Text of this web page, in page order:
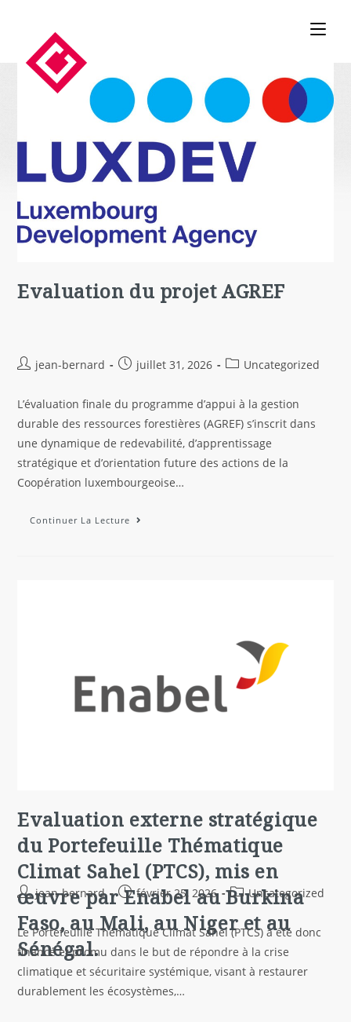
Evaluation du projet AGREF
jean-bernard juillet 31, 2026 Uncategorized
L’évaluation finale du programme d’appui à la gestion
durable des ressources forestières (AGREF) s’inscrit dans
une dynamique de redevabilité, d’apprentissage
stratégique et d’orientation future des actions de la
Coopération luxembourgeoise…
Continuer La Lecture
Evaluation externe stratégique
du Portefeuille Thématique
Climat Sahel (PTCS), mis en
œuvre par Enabel au Burkina
Faso, au Mali, au Niger et au
Sénégal.
jean-bernard février 25, 2026 Uncategorized
Le Portefeuille Thématique Climat Sahel (PTCS) a été donc
financé et promu dans le but de répondre à la crise
climatique et sécuritaire systémique, visant à restaurer
durablement les écosystèmes,…